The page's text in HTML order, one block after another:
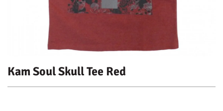
Kam Soul Skull Tee Red